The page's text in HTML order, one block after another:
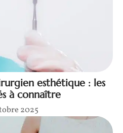
esthétique : les
à connaître
2025